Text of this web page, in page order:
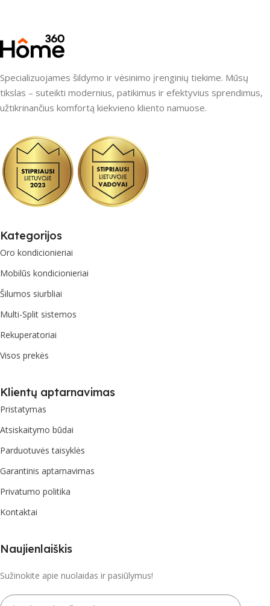
Specializuojames šildymo ir vėsinimo įrenginių tiekime. Mūsų
tikslas – suteikti modernius, patikimus ir efektyvius sprendimus,
užtikrinančius komfortą kiekvieno kliento namuose.
Kategorijos
Oro kondicionieriai
Mobilūs kondicionieriai
Šilumos siurbliai
Multi-Split sistemos
Rekuperatoriai
Visos prekės
Klientų aptarnavimas
Pristatymas
Atsiskaitymo būdai
Parduotuvės taisyklės
Garantinis aptarnavimas
Privatumo politika
Kontaktai
Naujienlaiškis
Sužinokite apie nuolaidas ir pasiūlymus!